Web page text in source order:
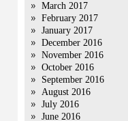
March 2017
February 2017
January 2017
December 2016
November 2016
October 2016
September 2016
August 2016
July 2016
June 2016